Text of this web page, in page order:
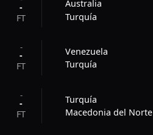
-
FT
Australia
Turquía
-
-
FT
Venezuela
Turquía
-
-
FT
Turquía
Macedonia del Norte